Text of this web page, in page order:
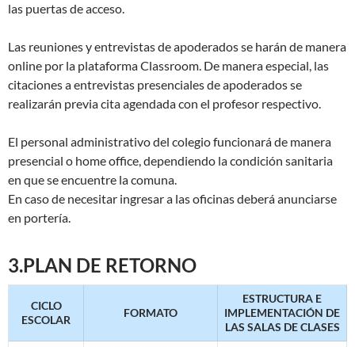
las puertas de acceso.
Las reuniones y entrevistas de apoderados se harán de manera
online por la plataforma Classroom. De manera especial, las
citaciones a entrevistas presenciales de apoderados se
realizarán previa cita agendada con el profesor respectivo.
El personal administrativo del colegio funcionará de manera
presencial o home office, dependiendo la condición sanitaria
en que se encuentre la comuna.
En caso de necesitar ingresar a las oficinas deberá anunciarse
en portería.
3.PLAN DE RETORNO
CICLO
ESCOLAR
FORMATO
ESTRUCTURA E
IMPLEMENTACIÓN DE
LAS SALAS DE CLASES